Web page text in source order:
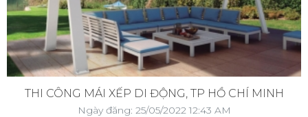
THI CÔNG MÁI XẾP DI ĐỘNG, TP HỒ CHÍ MINH
Ngày đăng: 25/05/2022 12:43 AM